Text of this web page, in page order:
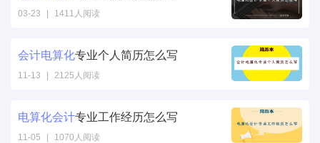
03-23 1411人阅读
会计电算化专业个人简历怎么写
11-13 2125人阅读
电算化会计专业工作经历怎么写
11-05 1070人阅读